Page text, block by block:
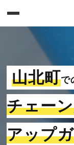
山北町で
チェー
アップ